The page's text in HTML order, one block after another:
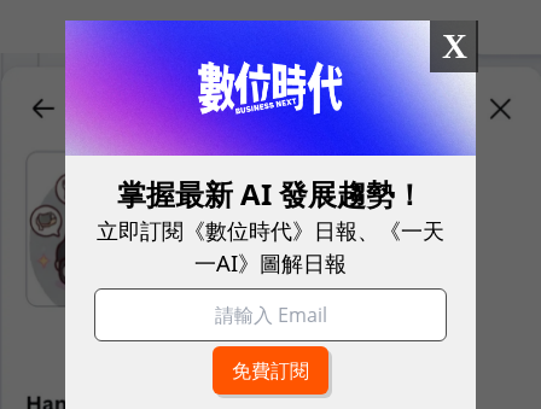
X
掌握最新 AI 發展趨勢！
立即訂閱《數位時代》日報、《一天
一AI》圖解日報